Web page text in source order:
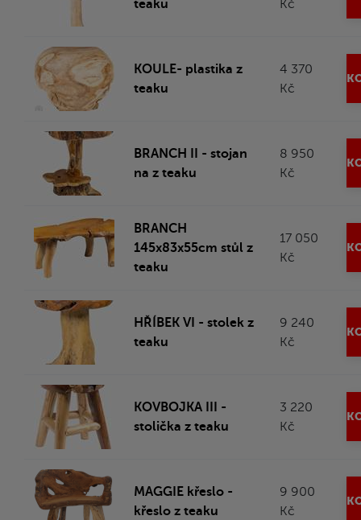
teaku Kč
KOULE- plastika z
teaku
4 370
Kč
BRANCH II - stojan
na z teaku
8 950
Kč
BRANCH
145x83x55cm stůl z
teaku
17 050
Kč
HŘÍBEK VI - stolek z
teaku
9 240
Kč
KOVBOJKA III -
stolička z teaku
3 220
Kč
MAGGIE křeslo -
křeslo z teaku
9 900
Kč